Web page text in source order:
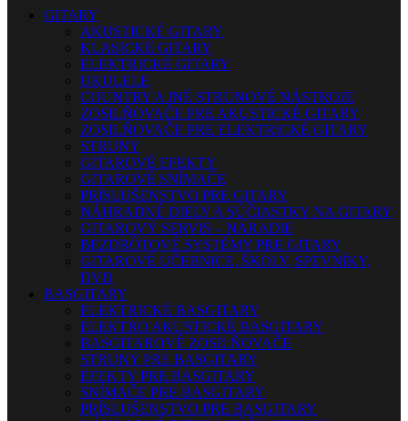
GITARY
AKUSTICKÉ GITARY
KLASICKÉ GITARY
ELEKTRICKÉ GITARY
UKULELE
COUNTRY A INÉ STRUNOVÉ NÁSTROJE
ZOSILŇOVAČE PRE AKUSTICKÉ GITARY
ZOSILŇOVAČE PRE ELEKTRICKÉ GITARY
STRUNY
GITAROVÉ EFEKTY
GITAROVÉ SNÍMAČE
PRÍSLUŠENSTVO PRE GITARY
NÁHRADNÉ DIELY A SÚČIASTKY NA GITARY
GITAROVÝ SERVIS – NÁRADIE
BEZDRÔTOVÉ SYSTÉMY PRE GITARY
GITAROVÉ UČEBNICE, ŠKOLY, SPEVNÍKY,
DVD
BASGITARY
ELEKTRICKÉ BASGITARY
ELEKTRO AKUSTICKÉ BASGITARY
BASGITAROVÉ ZOSILŇOVAČE
STRUNY PRE BASGITARY
EFEKTY PRE BASGITARY
SNÍMAČE PRE BASGITARY
PRÍSLUŠENSTVO PRE BASGITARY